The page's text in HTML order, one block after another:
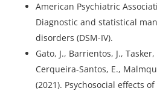
American Psychiatric
Diagnostic and statistical
disorders (DSM-IV).
Gato, J., Barrientos, J.,
Cerqueira-Santos, E.,
(2021). Psychosocial effects of